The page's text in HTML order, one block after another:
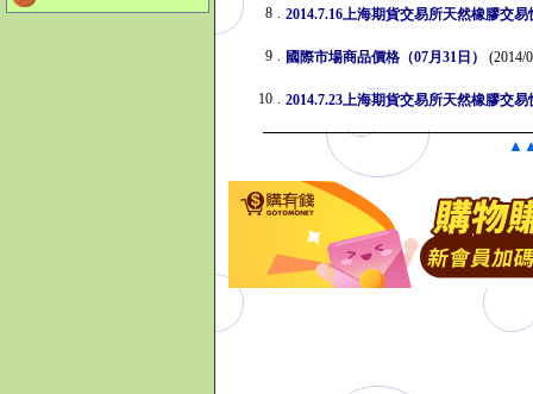
8 . 2014.7.16上海期貨交易所天然橡膠交
9 . 國際市場商品價格（07月31日） (2014/
10 . 2014.7.23上海期貨交易所天然橡膠交